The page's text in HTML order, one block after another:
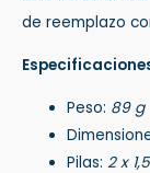
de reemplazo
Peso: 89 g
Pilas:2 x